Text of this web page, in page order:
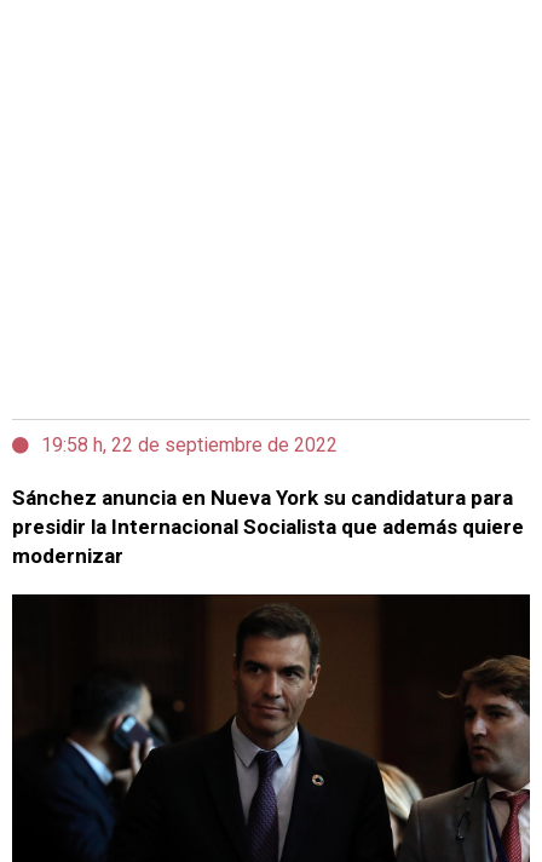
19:58 h, 22 de septiembre de 2022
Sánchez anuncia en Nueva York su candidatura para
presidir la Internacional Socialista que además quiere
modernizar